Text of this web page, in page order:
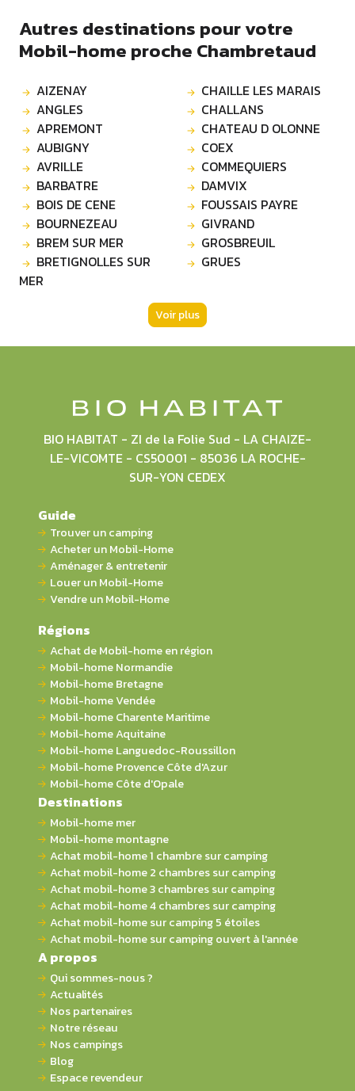
Autres destinations pour votre
Mobil-home proche Chambretaud
AIZENAY
ANGLES
APREMONT
AUBIGNY
AVRILLE
BARBATRE
BOIS DE CENE
BOURNEZEAU
BREM SUR MER
BRETIGNOLLES SUR
MER
CHAILLE LES MARAIS
CHALLANS
CHATEAU D OLONNE
COEX
COMMEQUIERS
DAMVIX
FOUSSAIS PAYRE
GIVRAND
GROSBREUIL
GRUES
Voir plus
BIO HABITAT - ZI de la Folie Sud - LA CHAIZE-
LE-VICOMTE - CS50001 - 85036 LA ROCHE-
SUR-YON CEDEX
Guide
Trouver un camping
Acheter un Mobil-Home
Aménager & entretenir
Louer un Mobil-Home
Vendre un Mobil-Home
Régions
Achat de Mobil-home en région
Mobil-home Normandie
Mobil-home Bretagne
Mobil-home Vendée
Mobil-home Charente Maritime
Mobil-home Aquitaine
Mobil-home Languedoc-Roussillon
Mobil-home Provence Côte d'Azur
Mobil-home Côte d'Opale
Destinations
Mobil-home mer
Mobil-home montagne
Achat mobil-home 1 chambre sur camping
Achat mobil-home 2 chambres sur camping
Achat mobil-home 3 chambres sur camping
Achat mobil-home 4 chambres sur camping
Achat mobil-home sur camping 5 étoiles
Achat mobil-home sur camping ouvert à l'année
A propos
Qui sommes-nous ?
Actualités
Nos partenaires
Notre réseau
Nos campings
Blog
Espace revendeur